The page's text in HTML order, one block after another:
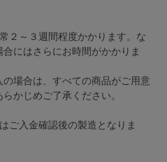
２～３週間程度かかります。な
にはさらにお時間がかかりま
場合は、すべての商品がご用意
かじめご了承ください。
ご入金確認後の製造となりま